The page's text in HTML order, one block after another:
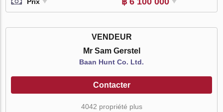
VENDEUR
Mr Sam Gerstel
Baan Hunt Co. Ltd.
Contacter
4042 propriété plus